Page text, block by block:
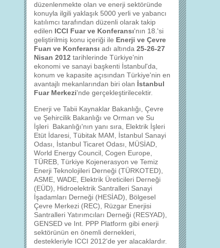
düzenlenmekte olan ve enerji sektöründe
konuyla ilgili yaklaşık 5000 yerli ve yabancı
katılımcı tarafından düzenli olarak takip
edilen ICCI Fuar ve Konferansı'nın 18.'si
geliştirilmiş konu içeriği ile Enerji ve Çevre
Fuarı ve Konferansı adı altında 25-26-27
Nisan 2012 tarihlerinde Türkiye'nin
ekonomi ve sanayi başkenti İstanbul'da,
konum ve kapasite açısından Türkiye'nin en
avantajlı mekanlarından biri olan İstanbul
Fuar Merkezi'nde gerçekleştirilecektir.
Enerji ve Tabii Kaynaklar Bakanlığı, Çevre
ve Şehircilik Bakanlığı ve Orman ve Su
İşleri Bakanlığı'nın yanı sıra, Elektrik İşleri
Etüt İdaresi, Tübitak MAM, İstanbul Sanayi
Odası, İstanbul Ticaret Odası, MÜSİAD,
World Energy Council, Cogen Europe,
TÜREB, Türkiye Kojenerasyon ve Temiz
Enerji Teknolojileri Derneği (TÜRKOTED),
ASME, WADE, Elektrik Üreticileri Derneği
(EÜD), Hidroelektrik Santralleri Sanayi
İşadamları Derneği (HESİAD), Bölgesel
Çevre Merkezi (REC), Rüzgar Enerjisi
Santralleri Yatırımcıları Derneği (RESYAD),
GENSED ve Int. PPP Platform gibi enerji
sektörünün en önemli dernekleri,
destekleriyle ICCI 2012'de yer alacaklardır.